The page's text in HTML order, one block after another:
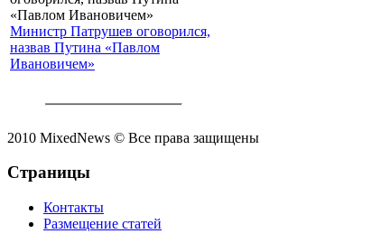
Министр Патрушев оговорился,
назвав Путина «Павлом
Ивановичем»
2010 MixedNews © Все права защищены
Страницы
Контакты
Размещение статей